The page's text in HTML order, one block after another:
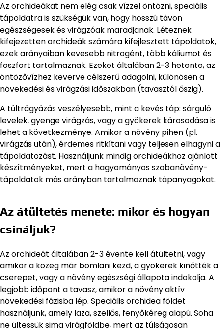
Az orchideákat nem elég csak vízzel öntözni, speciális
tápoldatra is szükségük van, hogy hosszú távon
egészségesek és virágzóak maradjanak. Léteznek
kifejezetten orchideák számára kifejlesztett tápoldatok,
ezek arányaiban kevesebb nitrogént, több káliumot és
foszfort tartalmaznak. Ezeket általában 2-3 hetente, az
öntözővízhez keverve célszerű adagolni, különösen a
növekedési és virágzási időszakban (tavasztól őszig).
A túltrágyázás veszélyesebb, mint a kevés táp: sárguló
levelek, gyenge virágzás, vagy a gyökerek károsodása is
lehet a következménye. Amikor a növény pihen (pl.
virágzás után), érdemes ritkítani vagy teljesen elhagyni a
tápoldatozást. Használjunk mindig orchideákhoz ajánlott
készítményeket, mert a hagyományos szobanövény-
tápoldatok más arányban tartalmaznak tápanyagokat.
Az átültetés menete: mikor és hogyan
csináljuk?
Az orchideát általában 2-3 évente kell átültetni, vagy
amikor a közeg már bomlani kezd, a gyökerek kinőtték a
cserepet, vagy a növény egészségi állapota indokolja. A
legjobb időpont a tavasz, amikor a növény aktív
növekedési fázisba lép. Speciális orchidea földet
használjunk, amely laza, szellős, fenyőkéreg alapú. Soha
ne ültessük sima virágföldbe, mert az túlságosan